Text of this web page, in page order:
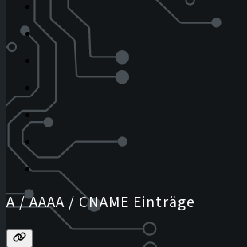
A / AAAA / CNAME Einträge